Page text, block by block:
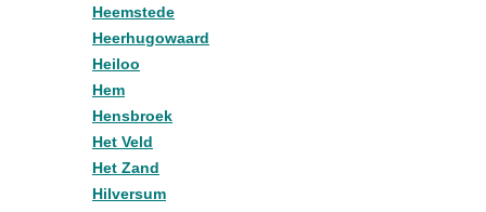
Heemstede
Heerhugowaard
Heiloo
Hem
Hensbroek
Het Veld
Het Zand
Hilversum